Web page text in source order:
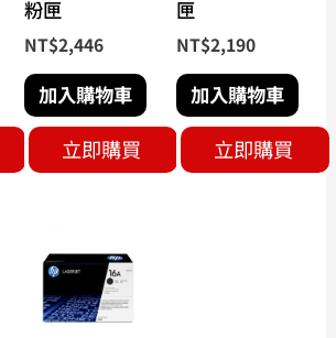
粉匣
NT$2,446
加入購物車
立即購買
匣
NT$2,190
加入購物車
立即購買